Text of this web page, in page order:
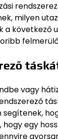
milyen
következő
vagy
hogy egy